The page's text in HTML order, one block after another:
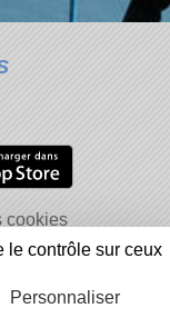
cookies
inapproprié
Connexion
le contrôle sur ceux
Personnaliser